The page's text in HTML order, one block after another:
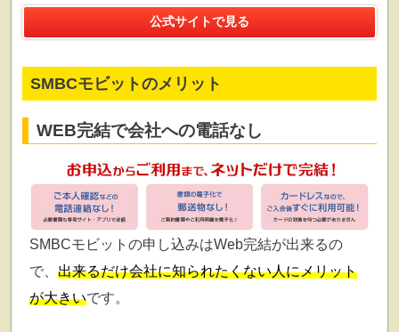
公式サイトで見る
SMBCモビットのメリット
WEB完結で会社への電話なし
SMBCモビットの申し込みはWeb完結が出来るの
で、 出来るだけ会社に知られたくない人にメリット
が大きいです。